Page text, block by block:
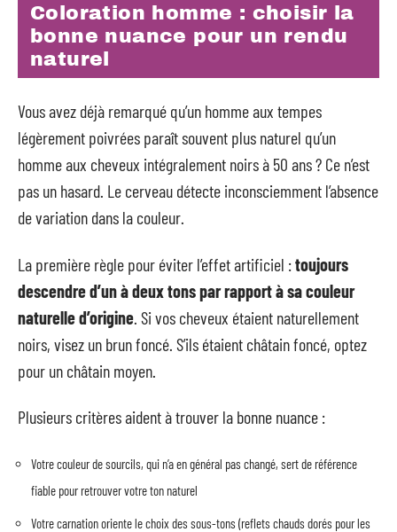
Coloration homme : choisir la
bonne nuance pour un rendu
naturel
Vous avez déjà remarqué qu’un homme aux tempes
légèrement poivrées paraît souvent plus naturel qu’un
homme aux cheveux intégralement noirs à 50 ans ? Ce n’est
pas un hasard. Le cerveau détecte inconsciemment l’absence
de variation dans la couleur.
La première règle pour éviter l’effet artificiel :toujours
descendre d’un à deux tons par rapport à sa couleur
naturelle d’origine . Si vos cheveux étaient naturellement
noirs, visez un brun foncé. S’ils étaient châtain foncé, optez
pour un châtain moyen.
Plusieurs critères aident à trouver la bonne nuance :
Votre couleur de sourcils, qui n’a en général pas changé, sert de référence
fiable pour retrouver votre ton naturel
Votre carnation oriente le choix des sous-tons (reflets chauds dorés pour les